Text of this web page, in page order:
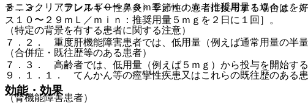
８．３． 〈アレルギー性鼻炎〉季節性の患者に投与する場合は、
（特定の背景を有する患者に関する注意）
（合併症・既往歴等のある患者）
９．１．１． てんかん等の痙攣性疾患又はこれらの既往歴のある
（腎機能障害患者）
チニンクリアランス５０〜７９ｍＬ／ｍｉｎ：推奨用量１０ｍｇを
ス１０〜２９ｍＬ／ｍｉｎ：推奨用量５ｍｇを２日に１回］。
７．２． 重度肝機能障害患者では、低用量（例えば通常用量の半
７．３． 高齢者では、低用量（例えば５ｍｇ）から投与を開始す
効能・効果